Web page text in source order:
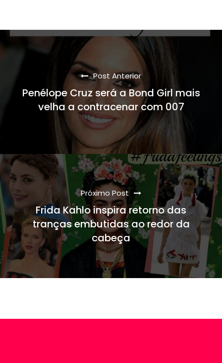
Post Anterior
Penélope Cruz será a Bond Girl mais
velha a contracenar com 007
Próximo Post
Frida Kahlo inspira retorno das
tranças embutidas ao redor da
cabeça